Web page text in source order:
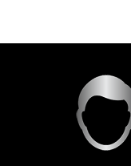
content